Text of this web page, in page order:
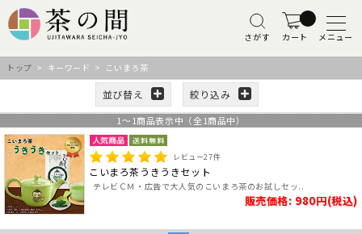
さがす カート メニュー
トップ > キーワード > こいまろ茶
並び替え 絞り込み
1 ～ 1商品表示中（全 1商品中）
レビュー27件
こいまろ茶うきうきセット
テレビＣＭ・広告で大人気のこいまろ茶のお試しセッ..
販売価格: 980円(税込)